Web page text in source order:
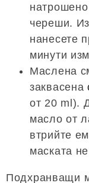
череши.
нанесете
минути
Маслена
заквасена
от 20 ml).
масло от
втрийте
маската
Подхранващи